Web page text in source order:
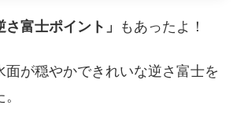
さ富士ポイント」 もあったよ！
面が穏やかできれいな逆さ富士を